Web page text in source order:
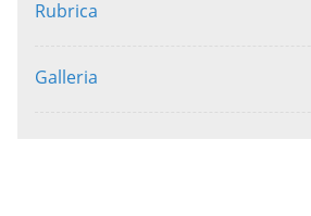
Rubrica
Galleria